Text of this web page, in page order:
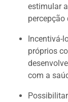
estimular
Incentivá-
próprios
com a